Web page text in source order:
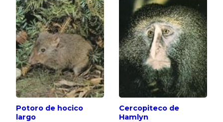
Potoro de hocico
largo
Cercopiteco de
Hamlyn